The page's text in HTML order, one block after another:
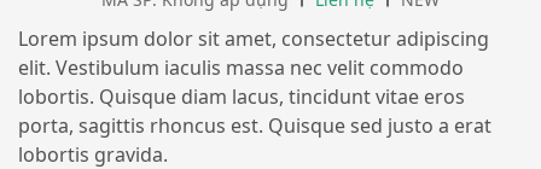
Lorem ipsum dolor sit amet, consectetur adipiscing
elit. Vestibulum iaculis massa nec velit commodo
lobortis. Quisque diam lacus, tincidunt vitae eros
porta, sagittis rhoncus est. Quisque sed justo a erat
lobortis gravida.